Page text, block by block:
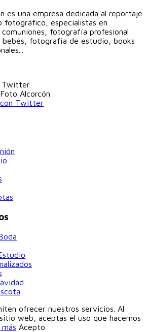
es una empresa dedicada al reportaje
fotográfico, especialistas en
fotografía profesional
bebés, fotografía de estudio, books
Twitter.
Foto Alcorcón
ofrecer nuestros servicios. Al
web, aceptas el uso que hacemos
Acepto